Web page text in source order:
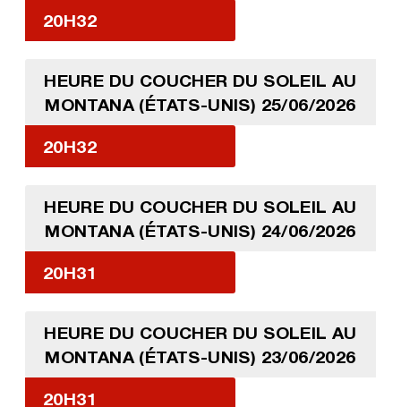
20H32
HEURE DU COUCHER DU SOLEIL AU
MONTANA (ÉTATS-UNIS) 25/06/2026
20H32
HEURE DU COUCHER DU SOLEIL AU
MONTANA (ÉTATS-UNIS) 24/06/2026
20H31
HEURE DU COUCHER DU SOLEIL AU
MONTANA (ÉTATS-UNIS) 23/06/2026
20H31